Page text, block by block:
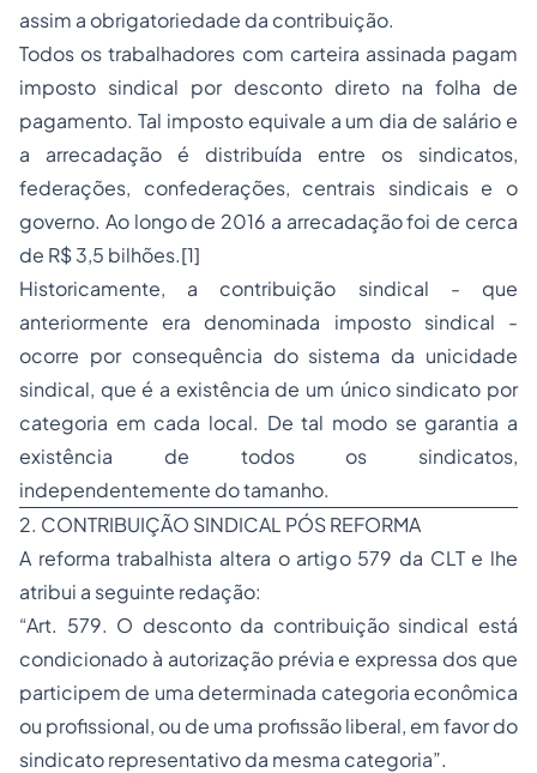
assim a obrigatoriedade da contribuição.
Todos os trabalhadores com carteira assinada pagam
imposto sindical por desconto direto na folha de
pagamento. Tal imposto equivale a um dia de salário e
a arrecadação é distribuída entre os sindicatos,
federações, confederações, centrais sindicais e o
governo. Ao longo de 2016 a arrecadação foi de cerca
de R$ 3,5 bilhões.[1]
Historicamente, a contribuição sindical - que
anteriormente era denominada imposto sindical -
ocorre por consequência do sistema da unicidade
sindical, que é a existência de um único sindicato por
categoria em cada local. De tal modo se garantia a
existência de todos os sindicatos,
independentemente do tamanho.
2. CONTRIBUIÇÃO SINDICAL PÓS REFORMA
A reforma trabalhista altera o artigo 579 da CLT e lhe
atribui a seguinte redação:
“Art. 579. O desconto da contribuição sindical está
condicionado à autorização prévia e expressa dos que
participem de uma determinada categoria econômica
ou profissional, ou de uma profissão liberal, em favor do
sindicato representativo da mesma categoria”.